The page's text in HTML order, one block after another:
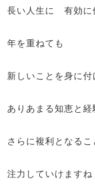
長い人生に 有効に
年を重ねても
新しいことを身に付
ありあまる知恵と経
さらに複利となるこ
注力していけますね